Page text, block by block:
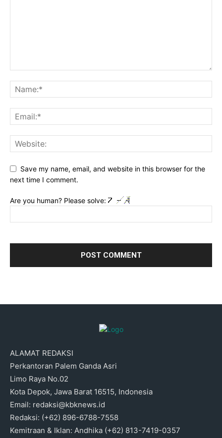
Save my name, email, and website in this browser for the
next time I comment.
Are you human? Please solve:
ALAMAT REDAKSI
Perkantoran Palem Ganda Asri
Limo Raya No.02
Kota Depok, Jawa Barat 16515, Indonesia
Email: redaksi@kbknews.id
Redaksi: (+62) 896-6788-7558
Kemitraan & Iklan: Andhika (+62) 813-7419-0357